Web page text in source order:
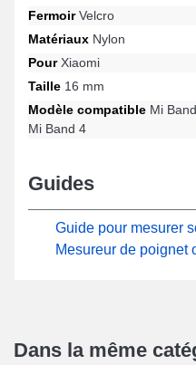
maintien optimal dans toutes
haut de gamme pour toutes
esthétique et confort au moyen
3 et bien davantage de la
esthétisme, cet accessoire
à plusieurs références
FermoirVelcro
Matériaux Nylon
PourXiaomi
Taille 16 mm
Modèle compatible Mi
Mi Band 4
Guides
Guide pour mesurer
Mesureur de poignet
Dans la même